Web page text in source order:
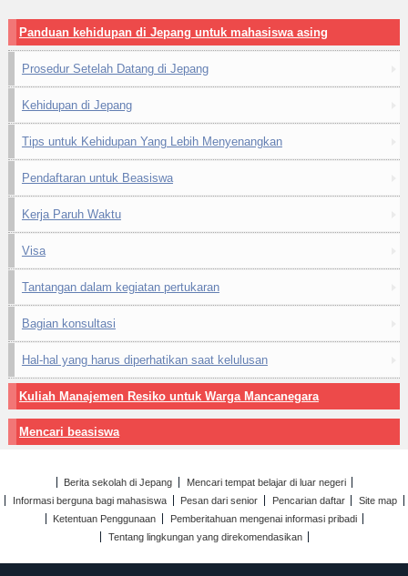
Panduan kehidupan di Jepang untuk mahasiswa asing
Prosedur Setelah Datang di Jepang
Kehidupan di Jepang
Tips untuk Kehidupan Yang Lebih Menyenangkan
Pendaftaran untuk Beasiswa
Kerja Paruh Waktu
Visa
Tantangan dalam kegiatan pertukaran
Bagian konsultasi
Hal-hal yang harus diperhatikan saat kelulusan
Kuliah Manajemen Resiko untuk Warga Mancanegara
Mencari beasiswa
Berita sekolah di Jepang
Mencari tempat belajar di luar negeri
Informasi berguna bagi mahasiswa
Pesan dari senior Pencarian daftar
Site map
Ketentuan Penggunaan
Pemberitahuan mengenai informasi pribadi
Tentang lingkungan yang direkomendasikan